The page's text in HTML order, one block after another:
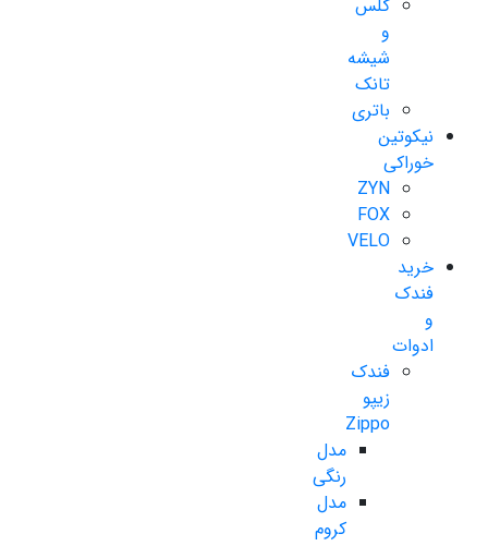
گلس
و
شیشه
تانک
باتری
نیکوتین
خوراکی
ZYN
FOX
VELO
خرید
فندک
و
ادوات
فندک
زیپو
Zippo
مدل
رنگی
مدل
کروم